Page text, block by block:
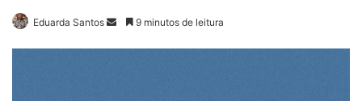
Eduarda Santos
Mande9 minutos de leitura